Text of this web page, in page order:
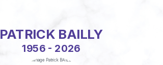
PATRICK BAILLY
1956 - 2026